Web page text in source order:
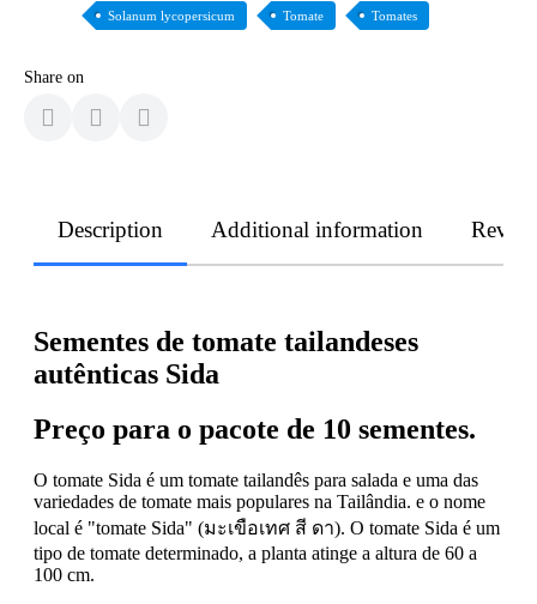
Solanum lycopersicum Tomate Tomates
Share on
Description Additional information
Sementes de tomate tailandeses
autênticas Sida
Preço para o pacote de 10 sementes.
O tomate Sida é um tomate tailandês para salada e uma das
variedades de tomate mais populares na Tailândia. e o nome
local é "tomate Sida" (มะเขือเทศ สี ดา). O tomate Sida é um
tipo de tomate determinado, a planta atinge a altura de 60 a
100 cm.